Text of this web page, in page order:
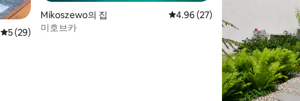
평점 5점(5점 만점), 후기 29개
5 (29)
Mikoszewo의 집 평점 4.96점(5점 만점), 후기 27개
4.96 (27)
미호브카